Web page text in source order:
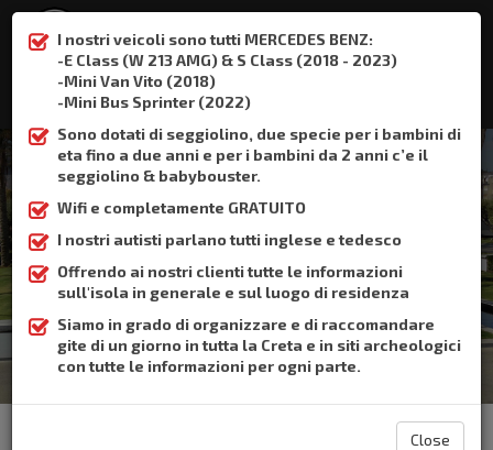
I nostri veicoli sono tutti MERCEDES BENZ:
-E Class (W 213 AMG) & S Class (2018 - 2023)
-Mini Van Vito (2018)
-Mini Bus Sprinter (2022)
Sono dotati di seggiolino, due specie per i bambini di
eta fino a due anni e per i bambini da 2 anni c’e il
seggiolino & babybouster.
Wifi e completamente GRATUITO
I nostri autisti parlano tutti inglese e tedesco
Offrendo ai nostri clienti tutte le informazioni
sull'isola in generale e sul luogo di residenza
Siamo in grado di organizzare e di raccomandare
gite di un giorno in tutta la Creta e in siti archeologici
con tutte le informazioni per ogni parte.
Close
+306932337015
Stalos
Home Stalos